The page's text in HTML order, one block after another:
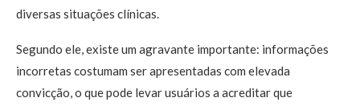
diversas situações clínicas.
Segundo ele, existe um agravante importante: informações
incorretas costumam ser apresentadas com elevada
convicção, o que pode levar usuários a acreditar que